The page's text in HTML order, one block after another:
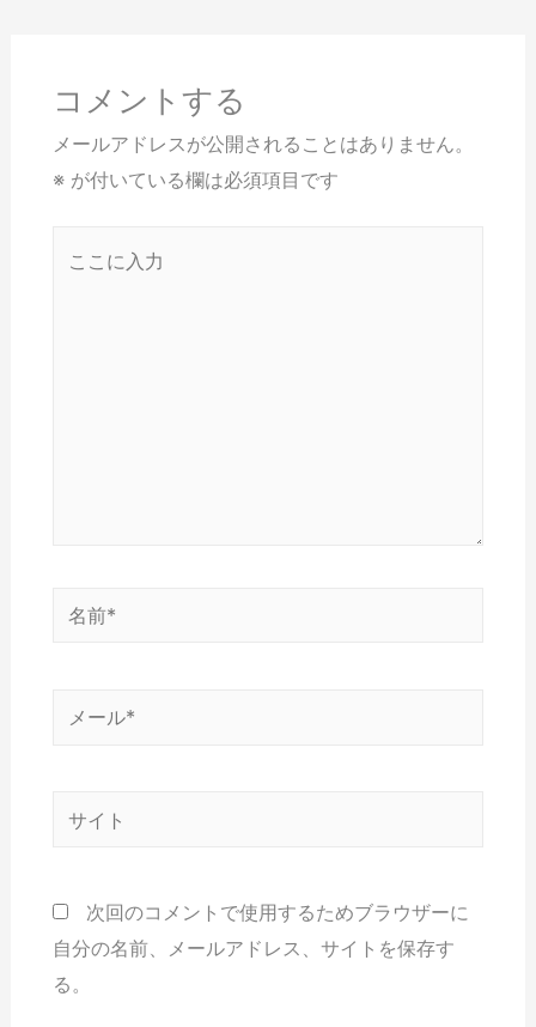
コメントする
メールアドレスが公開されることはありません。
※が付いている欄は必須項目です
次回のコメントで使用するためブラウザーに
自分の名前、メールアドレス、サイトを保存す
る。